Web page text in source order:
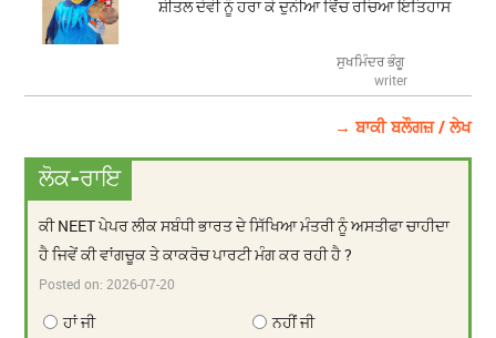
ਸ਼ੀਤਲ ਦੇਵੀ ਨੂੰ ਹਰਾ ਕੇ ਦੁਨੀਆ ਵਿੱਚ ਰਚਿਆ ਇਤਿਹਾਸ
ਸੁਖਮਿੰਦਰ ਭੰਗੂ
writer
→ ਬਾਕੀ ਬਲੌਗਜ਼ / ਲੇਖ
ਲੋਕ-ਰਾਇ
ਕੀ NEET ਪੇਪਰ ਲੀਕ ਸਬੰਧੀ ਭਾਰਤ ਦੇ ਸਿੱਖਿਆ ਮੰਤਰੀ ਨੂੰ ਅਸਤੀਫਾ ਚਾਹੀਦਾ
ਹੈ ਜਿਵੇਂ ਕੀ ਵਾਂਗਚੂਕ ਤੇ ਕਾਕਰੋਚ ਪਾਰਟੀ ਮੰਗ ਕਰ ਰਹੀ ਹੈ ?
Posted on:2026-07-20
ਹਾਂ ਜੀ ਨਹੀਂ ਜੀ